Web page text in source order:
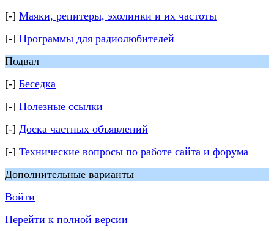
[-] Маяки, репитеры, эхолинки и их частоты
[-] Программы для радиолюбителей
Подвал
[-] Беседка
[-] Полезные ссылки
[-] Доска частных объявлений
[-] Технические вопросы по работе сайта и форума
Дополнительные варианты
Войти
Перейти к полной версии